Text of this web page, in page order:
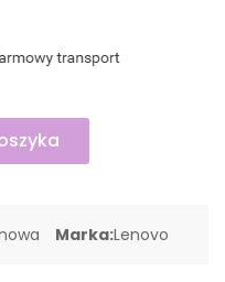
Marka:Lenovo